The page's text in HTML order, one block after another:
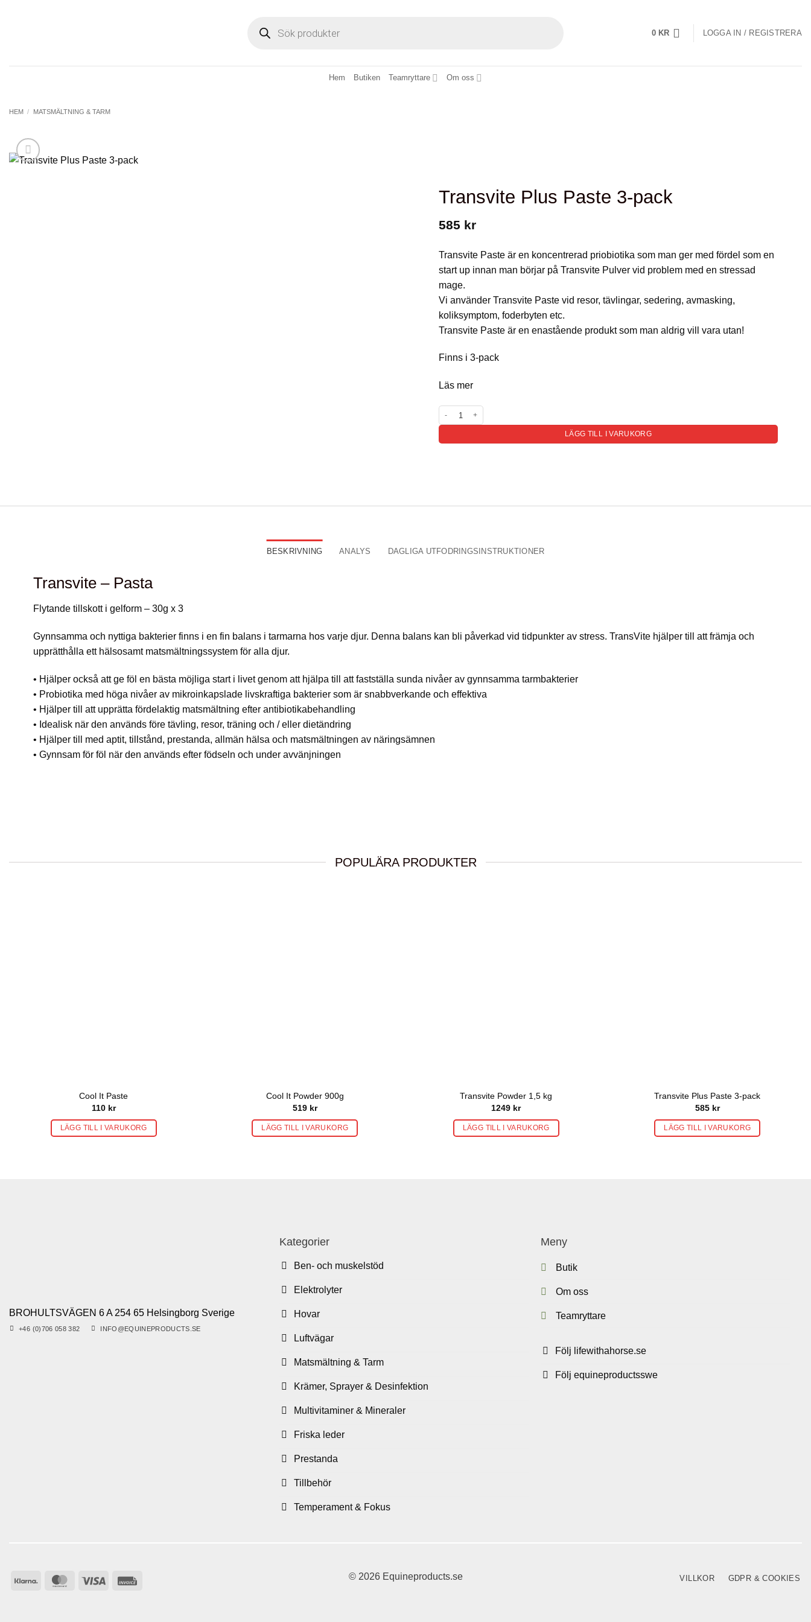
search
0 KR LOGGA IN / REGISTRERA
Hem Butiken Teamryttare Om oss
HEM / MATSMÄLTNING & TARM
Transvite Plus Paste 3-pack
585 kr
Transvite Paste är en koncentrerad priobiotika som man ger med fördel som en
start up innan man börjar på Transvite Pulver vid problem med en stressad
mage.
Vi använder Transvite Paste vid resor, tävlingar, sedering, avmasking,
koliksymptom, foderbyten etc.
Transvite Paste är en enastående produkt som man aldrig vill vara utan!
Finns i 3-pack
Läs mer
LÄGG TILL I VARUKORG
BESKRIVNING ANALYS DAGLIGA UTFODRINGSINSTRUKTIONER
Transvite – Pasta
Flytande tillskott i gelform – 30g x 3
Gynnsamma och nyttiga bakterier finns i en fin balans i tarmarna hos varje djur. Denna balans kan bli påverkad vid tidpunkter av stress. TransVite hjälper till att främja och
upprätthålla ett hälsosamt matsmältningssystem för alla djur.
• Hjälper också att ge föl en bästa möjliga start i livet genom att hjälpa till att fastställa sunda nivåer av gynnsamma tarmbakterier
• Probiotika med höga nivåer av mikroinkapslade livskraftiga bakterier som är snabbverkande och effektiva
• Hjälper till att upprätta fördelaktig matsmältning efter antibiotikabehandling
• Idealisk när den används före tävling, resor, träning och / eller dietändring
• Hjälper till med aptit, tillstånd, prestanda, allmän hälsa och matsmältningen av näringsämnen
• Gynnsam för föl när den används efter födseln och under avvänjningen
POPULÄRA PRODUKTER
Cool It Paste
110 kr
LÄGG TILL I VARUKORG
Cool It Powder 900g
519 kr
LÄGG TILL I VARUKORG
Transvite Powder 1,5 kg
1249 kr
LÄGG TILL I VARUKORG
Transvite Plus Paste 3-pack
585 kr
LÄGG TILL I VARUKORG
BROHULTSVÄGEN 6 A 254 65 Helsingborg Sverige
+46 (0)706 058 382 INFO@EQUINEPRODUCTS.SE
Kategorier
Ben- och muskelstöd
Elektrolyter
Hovar
Luftvägar
Matsmältning & Tarm
Krämer, Sprayer & Desinfektion
Multivitaminer & Mineraler
Friska leder
Prestanda
Tillbehör
Temperament & Fokus
Meny
Butik
Om oss
Teamryttare
Följ lifewithahorse.se
Följ equineproductsswe
Klarna MasterCard
Visa © 2026 Equineproducts.se VILLKOR GDPR & COOKIES